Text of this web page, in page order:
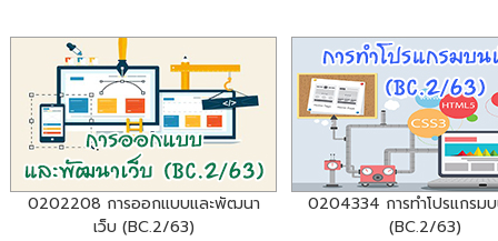
0202208 การออกแบบและพัฒนา
เว็บ (BC.2/63)
0204334 การทำโปรแกรมบ
(BC.2/63)